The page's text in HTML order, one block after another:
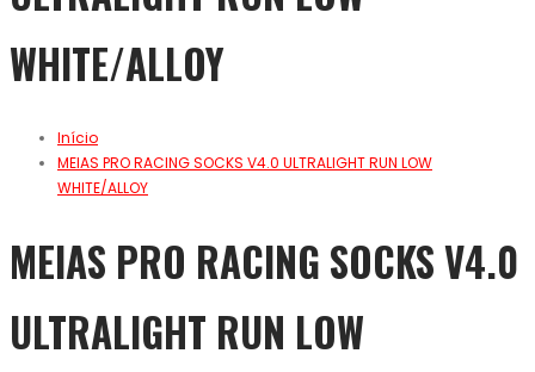
WHITE/ALLOY
Início
MEIAS PRO RACING SOCKS V4.0 ULTRALIGHT RUN LOW
WHITE/ALLOY
MEIAS PRO RACING SOCKS V4.0
ULTRALIGHT RUN LOW